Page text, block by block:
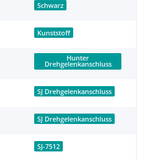
Schwarz
Kunststoff
Hunter
Drehgelenkanschluss
SJ Drehgelenkanschluss
SJ Drehgelenkanschluss
SJ-7512